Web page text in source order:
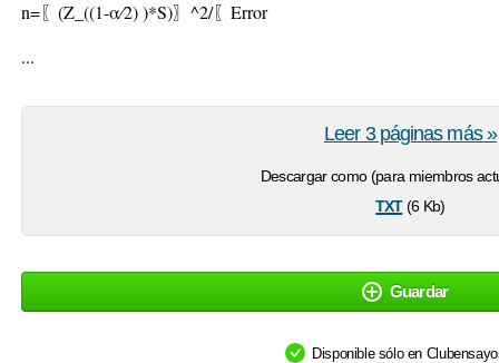
n=〖(Z_((1-α⁄2) )*S)〗^2/〖Error
...
Descargar como (para miembros
txt(6 Kb)
Leer 3 páginas más »
Guardar
Disponible sólo en